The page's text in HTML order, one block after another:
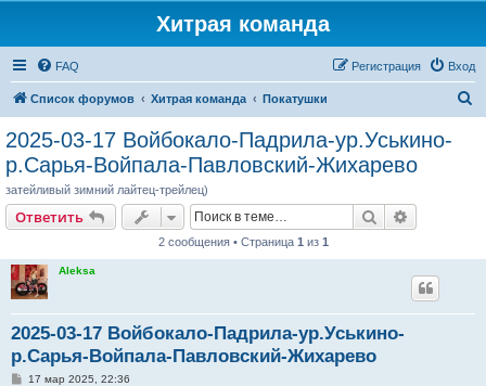
Хитрая команда
FAQ Вход
Регистрация
Список форумов Хитрая команда Покатушки
2025-03-17 Войбокало-Падрила-ур.Уськино-
р.Сарья-Войпала-Павловский-Жихарево
затейливый зимний лайтец-трейлец)
Ответить Поиск
2 сообщения • Страница 1 из 1
Aleksa
2025-03-17 Войбокало-Падрила-ур.Уськино-
р.Сарья-Войпала-Павловский-Жихарево
С17 мар 2025, 22:36